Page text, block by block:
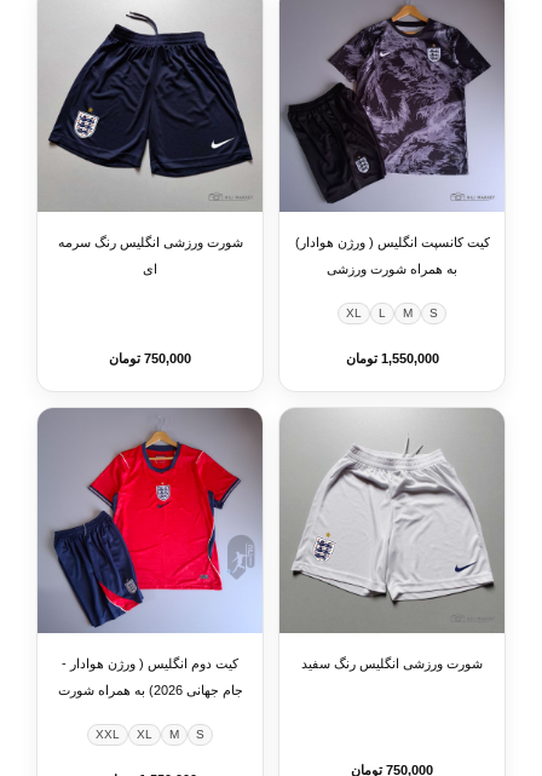
کیت کانسپت انگلیس ( ورژن هوادار)
به همراه شورت ورزشی
S
M
L
XL
1,550,000 تومان
شورت ورزشی انگلیس رنگ سرمه
ای
750,000 تومان
شورت ورزشی انگلیس رنگ سفید
750,000 تومان
کیت دوم انگلیس ( ورژن هوادار -
جام جهانی 2026) به همراه شورت
S
M
XL
XXL